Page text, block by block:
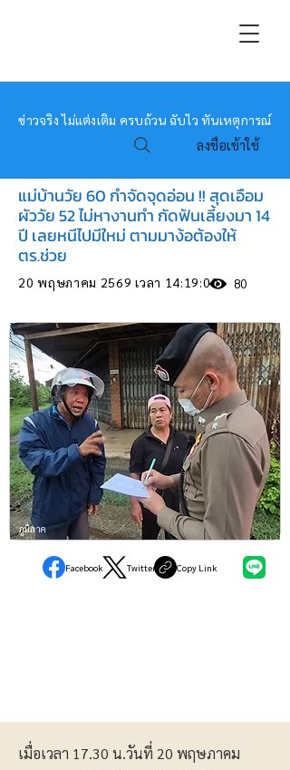
หมอข่าว
ข่าวจริง ไม่แต่งเติม ครบถ้วน ฉับไว ทันเหตุการณ์
ลงชื่อเข้าใช้
แม่บ้านวัย 60 กำจัดจุดอ่อน !! สุดเอือม
ผัววัย 52 ไม่หางานทำ กัดฟันเลี้ยงมา 14
ปี เลยหนีไปมีใหม่ ตามมาง้อต้องให้
ตร.ช่วย
20 พฤษภาคม 2569 เวลา 14:19:00 80
ภูมิภาค
Facebook Twitter Copy Link
เมื่อเวลา 17.30 น.วันที่ 20 พฤษภาคม